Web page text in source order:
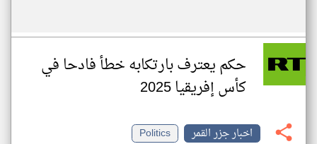
حكم يعترف بارتكابه خطأ فادحا في
كأس إفريقيا 2025
اخبار جزر القمر
Politics